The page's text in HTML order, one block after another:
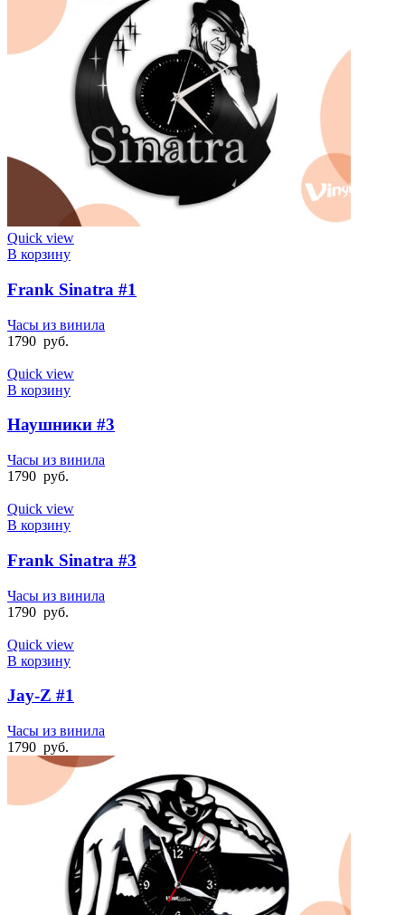
Quick view
В корзину
Frank Sinatra #1
Часы из винила
1790 руб.
Quick view
В корзину
Наушники #3
Часы из винила
1790 руб.
Quick view
В корзину
Frank Sinatra #3
Часы из винила
1790 руб.
Quick view
В корзину
Jay-Z #1
Часы из винила
1790 руб.